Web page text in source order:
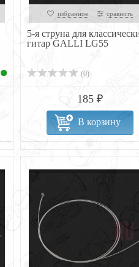
избранное сравнить
5-я струна для
гитар GALLI LG55
(0)
185 ₽
В корзину